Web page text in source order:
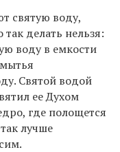
святую воду,
делать нельзя:
воду в емкости
Святой водой
ее Духом
где полощется
лучше